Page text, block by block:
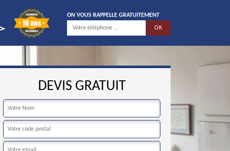
ON VOUS RAPPELLE GRATUITEMENT
DEVIS GRATUIT